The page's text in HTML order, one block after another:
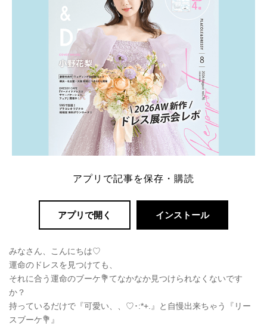
アプリで記事を保存・購読
アプリで開く インストール
みなさん、こんにちは♡
運命のドレスを見つけても、
それに合う運命のブーケ💐てなかなか見つけられなくないです
か？
持っているだけで『可愛い、、♡･:*+.』と自慢出来ちゃう『リー
スブーケ💐』